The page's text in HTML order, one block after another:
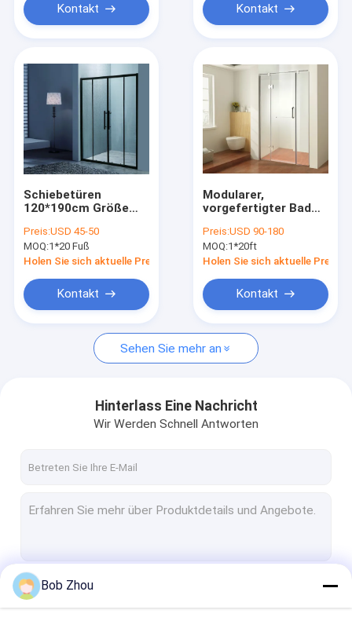
Kontakt Kontakt
Schiebetüren
120*190cm Größe
Aluminium Schwarzer
Rahmen
Preis:USD 45-50
MOQ:1*20 Fuß
Holen Sie sich aktuelle Preis
Kontakt
Modularer,
vorgefertigter Bad
anpassbar
Preis:USD 90-180
MOQ:1*20ft
Holen Sie sich aktuelle Preis
Kontakt
Sehen Sie mehr an
Hinterlass Eine Nachricht
Wir Werden Schnell Antworten
Bob Zhou